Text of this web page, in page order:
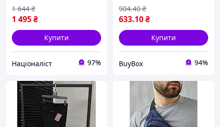
1 495₴
1 644 ₴
Купити
Націоналіст 97%
633.10₴
904.40 ₴
Купити
BuyBox 94%